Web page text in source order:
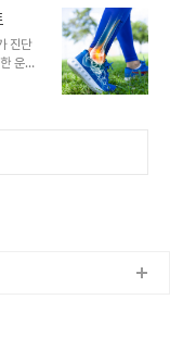
평발
리고
요?평
치는
. 하지
진단
운동
족
발전